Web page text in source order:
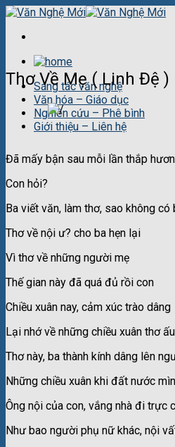
Skip
content
Sáng tác văn nghệ
Văn hóa – Giáo dục
Nghiên cứu – Phê bình
Giới thiệu – Liên hệ
Thơ Về Mẹ ( Linh Đệ )
Đã mấy bận sau mỗi lần thắp
Con hỏi?
Ba viết văn, làm thơ, sao không có
Thơ về nội ư? cho ba hẹn lại
Vì thơ về những người mẹ
Thế gian này đã quá đủ rồi con
Chiều xuân nay, cảm xúc trào dâng
Lại nhớ về những chiều xuân thơ
Thơ này, ba thành kính dâng lên
Những chiều xuân khi đất nước
Ông nội của con, vắng nhà đi trực
Như bao người phụ nữ khác, nội